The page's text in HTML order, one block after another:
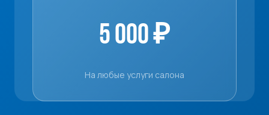
5 000 ₽
На любые услуги салона